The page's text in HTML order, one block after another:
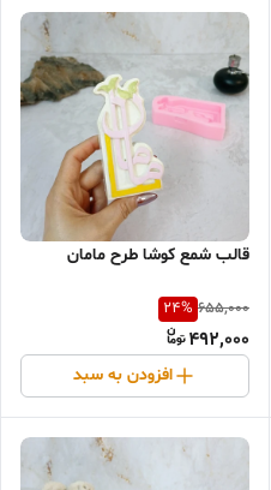
قالب شمع کوشا طرح مامان
655,000
24%
492,000
افزودن به سبد